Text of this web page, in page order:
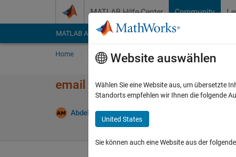
MATLAB Hilfe-Center Community
MATLAB Answers File Exchange Cody
Home Fragen Antworten Durchsuchen
email address aleady in use
Abdelrahman 3 Mai 2026
Website auswählen
Wählen Sie eine Website aus, um übersetzte
Standorts empfehlen wir Ihnen die folgende
United States
Sie können auch eine Website aus der